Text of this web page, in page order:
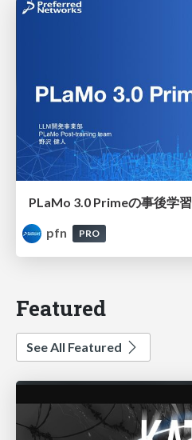
PLaMo 3.0 Primeの事後学習
pfn
PRO
Featured
See All Featured